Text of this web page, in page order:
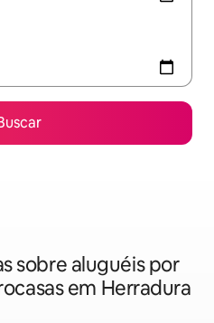
sobre aluguéis por
em Herradura